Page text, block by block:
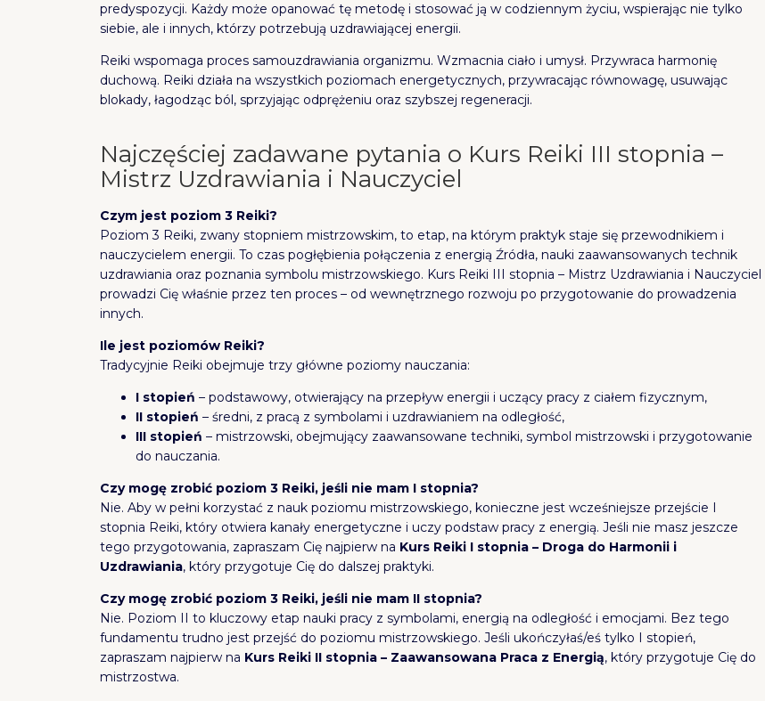
predyspozycji. Każdy może opanować tę metodę i stosować ją w codziennym życiu, wspierając nie tylko
siebie, ale i innych, którzy potrzebują uzdrawiającej energii.
Reiki wspomaga proces samouzdrawiania organizmu. Wzmacnia ciało i umysł. Przywraca harmonię
duchową. Reiki działa na wszystkich poziomach energetycznych, przywracając równowagę, usuwając
blokady, łagodząc ból, sprzyjając odprężeniu oraz szybszej regeneracji.
Najczęściej zadawane pytania o Kurs Reiki III stopnia –
Mistrz Uzdrawiania i Nauczyciel
Czym jest poziom 3 Reiki?
Poziom 3 Reiki, zwany stopniem mistrzowskim, to etap, na którym praktyk staje się przewodnikiem i
nauczycielem energii. To czas pogłębienia połączenia z energią Źródła, nauki zaawansowanych technik
uzdrawiania oraz poznania symbolu mistrzowskiego. Kurs Reiki III stopnia – Mistrz Uzdrawiania i Nauczyciel
prowadzi Cię właśnie przez ten proces – od wewnętrznego rozwoju po przygotowanie do prowadzenia
innych.
Ile jest poziomów Reiki?
Tradycyjnie Reiki obejmuje trzy główne poziomy nauczania:
I stopień – podstawowy, otwierający na przepływ energii i uczący pracy z ciałem fizycznym,
II stopień – średni, z pracą z symbolami i uzdrawianiem na odległość,
III stopień – mistrzowski, obejmujący zaawansowane techniki, symbol mistrzowski i przygotowanie
do nauczania.
Czy mogę zrobić poziom 3 Reiki, jeśli nie mam I stopnia?
Nie. Aby w pełni korzystać z nauk poziomu mistrzowskiego, konieczne jest wcześniejsze przejście I
stopnia Reiki, który otwiera kanały energetyczne i uczy podstaw pracy z energią. Jeśli nie masz jeszcze
tego przygotowania, zapraszam Cię najpierw na Kurs Reiki I stopnia – Droga do Harmonii i
Uzdrawiania, który przygotuje Cię do dalszej praktyki.
Czy mogę zrobić poziom 3 Reiki, jeśli nie mam II stopnia?
Nie. Poziom II to kluczowy etap nauki pracy z symbolami, energią na odległość i emocjami. Bez tego
fundamentu trudno jest przejść do poziomu mistrzowskiego. Jeśli ukończyłaś/eś tylko I stopień,
zapraszam najpierw na Kurs Reiki II stopnia – Zaawansowana Praca z Energią, który przygotuje Cię do
mistrzostwa.